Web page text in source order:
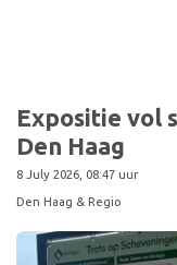
Expositie vol
Den Haag
8 July 2026, 08:47 uur
Den Haag & Regio